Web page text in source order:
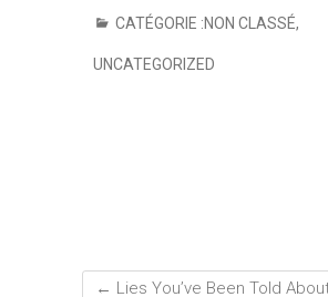
CATÉGORIE :NON CLASSÉ,
UNCATEGORIZED
← Lies You’ve Been Told